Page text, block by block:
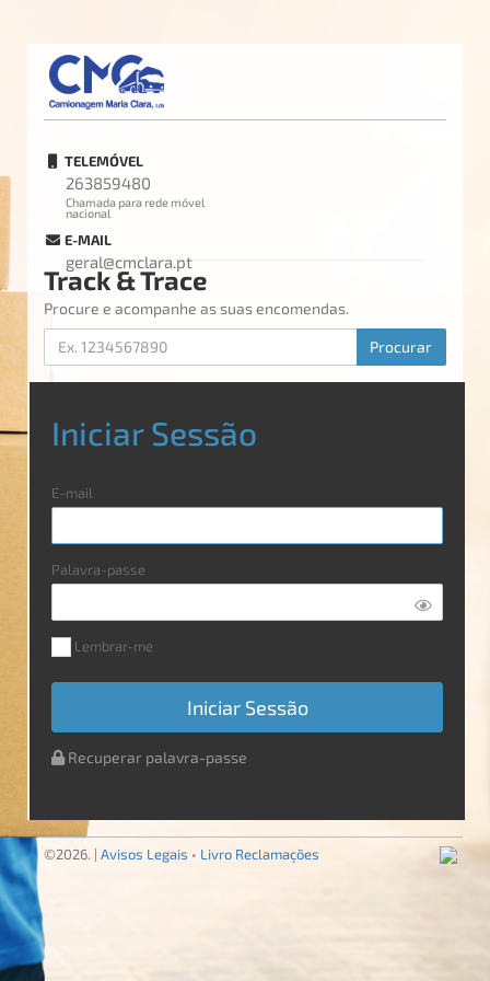
TELEMÓVEL
263859480
Chamada para rede móvel
nacional
E-MAIL
geral@cmclara.pt
Track & Trace
Procure e acompanhe as suas encomendas.
Procurar
Iniciar Sessão
E-mail
Palavra-passe
Lembrar-me
Iniciar Sessão
Recuperar palavra-passe
©2026. | Avisos Legais • Livro Reclamações